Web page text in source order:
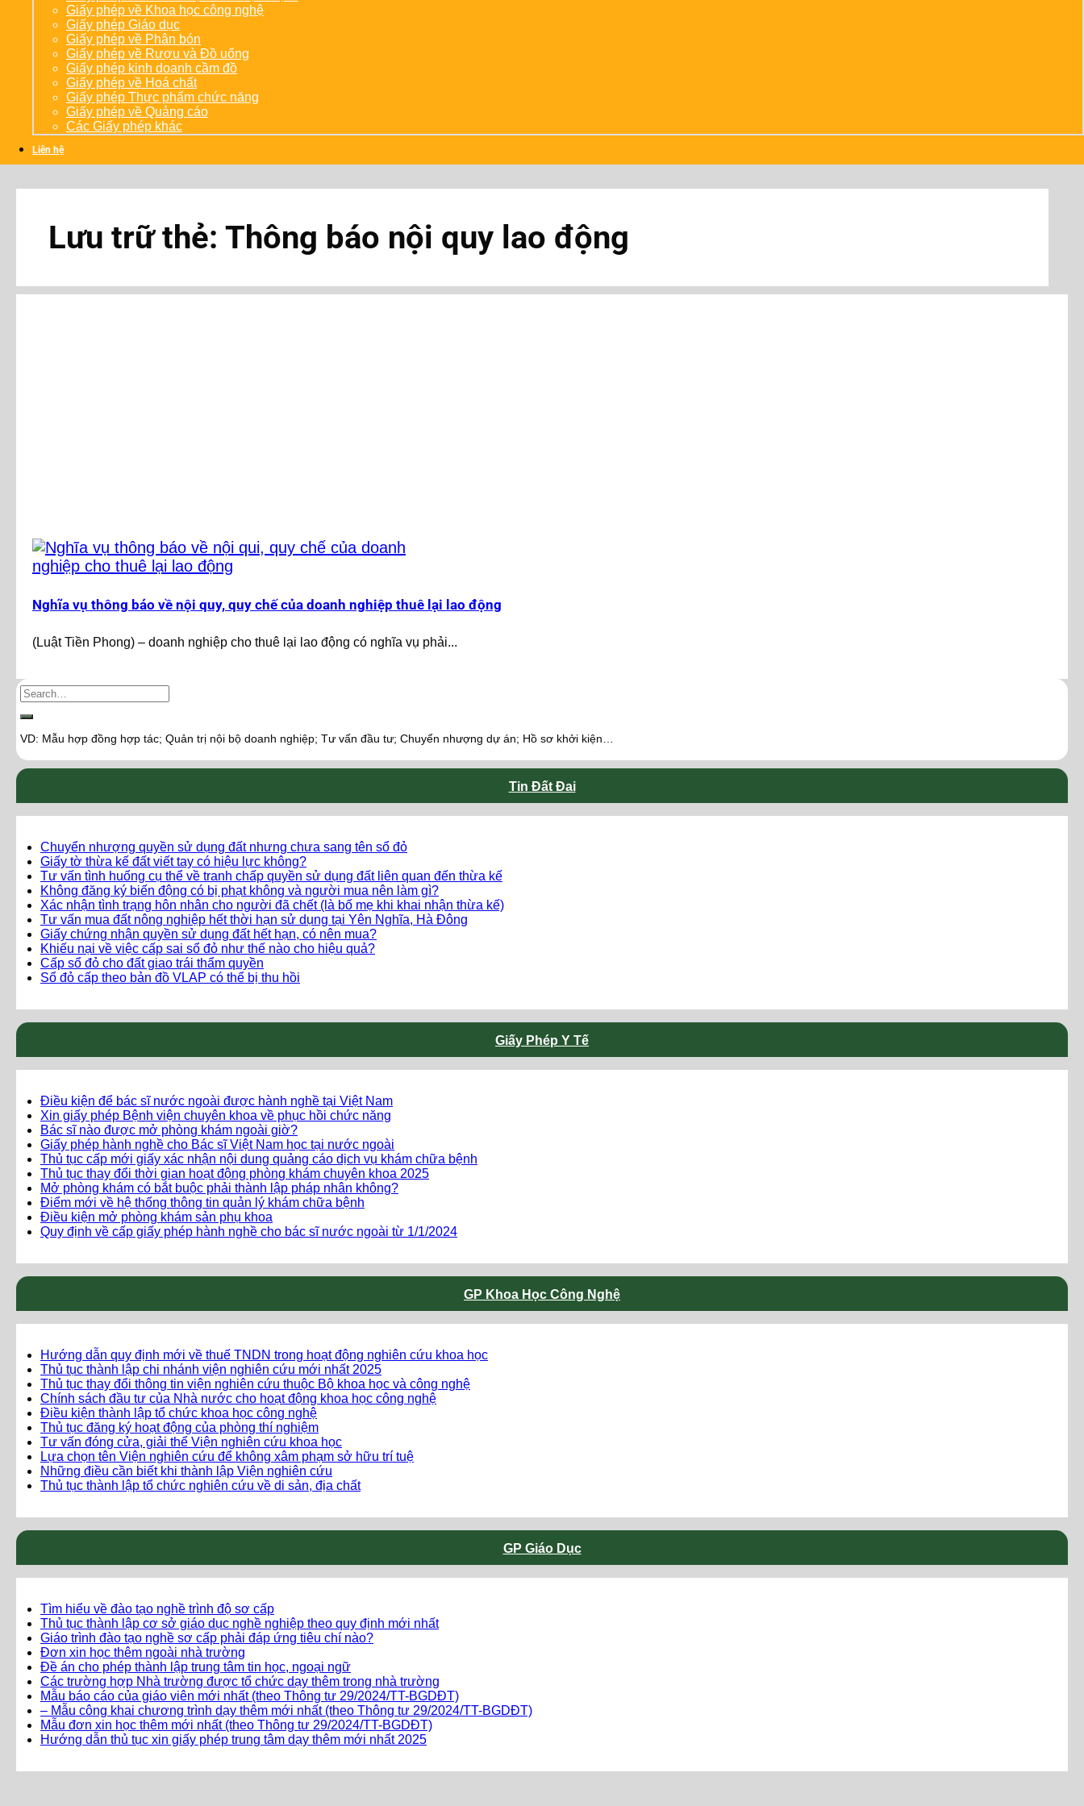
Giấy phép về Khoa học công nghệ
Giấy phép Giáo dục
Giấy phép về Phân bón
Giấy phép về Rượu và Đồ uống
Giấy phép kinh doanh cầm đồ
Giấy phép về Hoá chất
Giấy phép Thực phẩm chức năng
Giấy phép về Quảng cáo
Các Giấy phép khác
Liên hệ
Lưu trữ thẻ: Thông báo nội quy lao động
Nghĩa vụ thông báo về nội quy, quy chế của doanh nghiệp thuê lại lao động
(Luật Tiền Phong) – doanh nghiệp cho thuê lại lao động có nghĩa vụ phải...
VD: Mẫu hợp đồng hợp tác; Quản trị nội bộ doanh nghiệp; Tư vấn đầu tư; Chuyển nhượng dự án; Hồ sơ khởi kiện…
Tin Đất Đai
Chuyển nhượng quyền sử dụng đất nhưng chưa sang tên sổ đỏ
Giấy tờ thừa kế đất viết tay có hiệu lực không?
Tư vấn tình huống cụ thể về tranh chấp quyền sử dụng đất liên quan đến thừa kế
Không đăng ký biến động có bị phạt không và người mua nên làm gì?
Xác nhận tình trạng hôn nhân cho người đã chết (là bố mẹ khi khai nhận thừa kế)
Tư vấn mua đất nông nghiệp hết thời hạn sử dụng tại Yên Nghĩa, Hà Đông
Giấy chứng nhận quyền sử dụng đất hết hạn, có nên mua?
Khiếu nại về việc cấp sai sổ đỏ như thế nào cho hiệu quả?
Cấp sổ đỏ cho đất giao trái thẩm quyền
Sổ đỏ cấp theo bản đồ VLAP có thể bị thu hồi
Giấy Phép Y Tế
Điều kiện để bác sĩ nước ngoài được hành nghề tại Việt Nam
Xin giấy phép Bệnh viện chuyên khoa về phục hồi chức năng
Bác sĩ nào được mở phòng khám ngoài giờ?
Giấy phép hành nghề cho Bác sĩ Việt Nam học tại nước ngoài
Thủ tục cấp mới giấy xác nhận nội dung quảng cáo dịch vụ khám chữa bệnh
Thủ tục thay đổi thời gian hoạt động phòng khám chuyên khoa 2025
Mở phòng khám có bắt buộc phải thành lập pháp nhân không?
Điểm mới về hệ thống thông tin quản lý khám chữa bệnh
Điều kiện mở phòng khám sản phụ khoa
Quy định về cấp giấy phép hành nghề cho bác sĩ nước ngoài từ 1/1/2024
GP Khoa Học Công Nghệ
Hướng dẫn quy định mới về thuế TNDN trong hoạt động nghiên cứu khoa học
Thủ tục thành lập chi nhánh viện nghiên cứu mới nhất 2025
Thủ tục thay đổi thông tin viện nghiên cứu thuộc Bộ khoa học và công nghệ
Chính sách đầu tư của Nhà nước cho hoạt động khoa học công nghệ
Điều kiện thành lập tổ chức khoa học công nghệ
Thủ tục đăng ký hoạt động của phòng thí nghiệm
Tư vấn đóng cửa, giải thể Viện nghiên cứu khoa học
Lựa chọn tên Viện nghiên cứu để không xâm phạm sở hữu trí tuệ
Những điều cần biết khi thành lập Viện nghiên cứu
Thủ tục thành lập tổ chức nghiên cứu về di sản, địa chất
GP Giáo Dục
Tìm hiểu về đào tạo nghề trình độ sơ cấp
Thủ tục thành lập cơ sở giáo dục nghề nghiệp theo quy định mới nhất
Giáo trình đào tạo nghề sơ cấp phải đáp ứng tiêu chí nào?
Đơn xin học thêm ngoài nhà trường
Đề án cho phép thành lập trung tâm tin học, ngoại ngữ
Các trường hợp Nhà trường được tổ chức dạy thêm trong nhà trường
Mẫu báo cáo của giáo viên mới nhất (theo Thông tư 29/2024/TT-BGDĐT)
– Mẫu công khai chương trình dạy thêm mới nhất (theo Thông tư 29/2024/TT-BGDĐT)
Mẫu đơn xin học thêm mới nhất (theo Thông tư 29/2024/TT-BGDĐT)
Hướng dẫn thủ tục xin giấy phép trung tâm dạy thêm mới nhất 2025